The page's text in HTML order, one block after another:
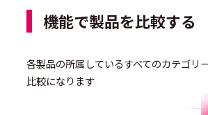
機能で製品を比較する
各製品の所属しているすべてのカテゴリ
比較になります